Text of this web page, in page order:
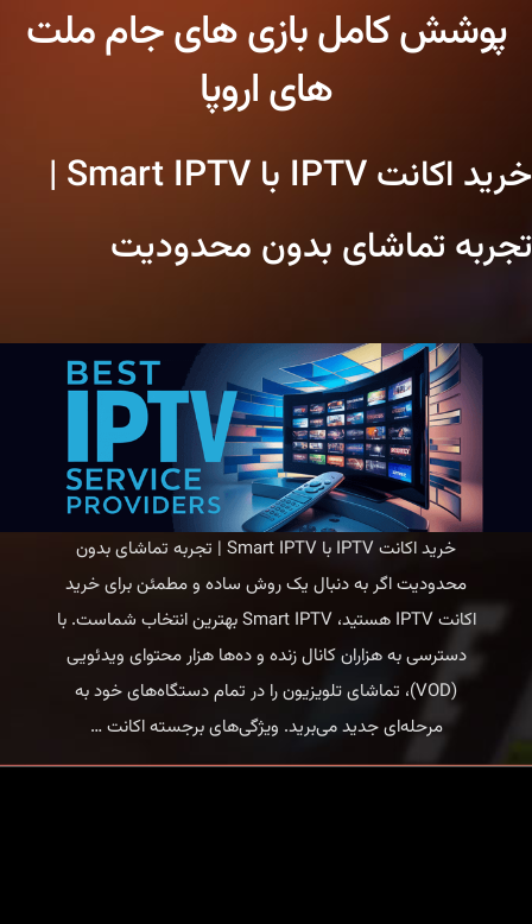
پوشش کامل بازی های جام ملت
های اروپا
خرید اکانت IPTV با Smart IPTV |
تجربه تماشای بدون محدودیت
خرید اکانت IPTV با Smart IPTV | تجربه تماشای بدون
محدودیت اگر به دنبال یک روش ساده و مطمئن برای خرید
اکانت IPTV هستید، Smart IPTV بهترین انتخاب شماست. با
دسترسی به هزاران کانال زنده و ده‌ها هزار محتوای ویدئویی
(VOD)، تماشای تلویزیون را در تمام دستگاه‌های خود به
مرحله‌ای جدید می‌برید. ویژگی‌های برجسته اکانت…
اکانت